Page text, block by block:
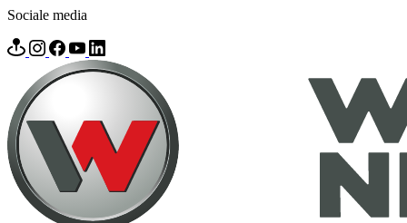
Sociale media